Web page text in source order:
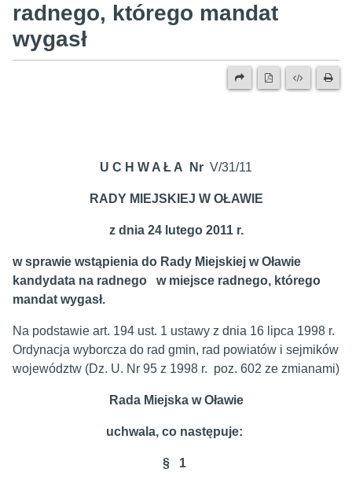
radnego, którego mandat
wygasł
U C H W A Ł A Nr V/31/11
RADY MIEJSKIEJ W OŁAWIE
z dnia 24 lutego 2011 r.
w sprawie wstąpienia do Rady Miejskiej w Oławie
kandydata na radnego w miejsce radnego, którego
mandat wygasł.
Na podstawie art. 194 ust. 1 ustawy z dnia 16 lipca 1998 r.
Ordynacja wyborcza do rad gmin, rad powiatów i sejmików
województw (Dz. U. Nr 95 z 1998 r. poz. 602 ze zmianami)
Rada Miejska w Oławie
uchwala, co następuje:
§ 1